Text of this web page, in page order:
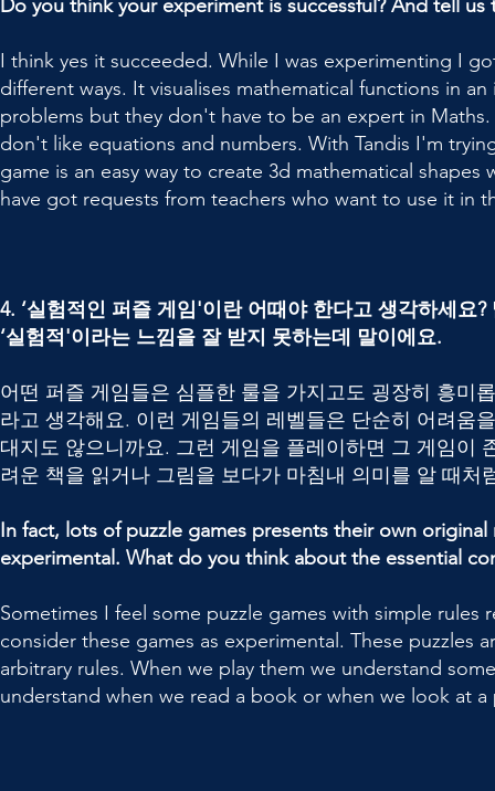
Do you think your experiment is successful? And tell
I think yes it succeeded. While I was experimenting I
different ways. It visualises mathematical functions in
problems but they don't have to be an expert in
don't like equations and numbers. With Tandis I'm
game is an easy way to create 3d mathematical
have got requests from teachers who want to use it in
4. ‘실험적인 퍼즐 게임'이란 어때야 한다고 생각하세요
‘실험적'이라는 느낌을 잘 받지 못하는데 말이에요.
어떤 퍼즐 게임들은 심플한 룰을 가지고도 굉장히 흥미
라고 생각해요. 이런 게임들의 레벨들은 단순히 어려움
대지도 않으니까요. 그런 게임을 플레이하면 그 게임이
려운 책을 읽거나 그림을 보다가 마침내 의미를 알 때처
In fact, lots of puzzle games presents their own
experimental. What do you think about the essential
Sometimes I feel some puzzle games with simple
consider these games as experimental. These
arbitrary rules. When we play them we understand
understand when we read a book or when we look at a